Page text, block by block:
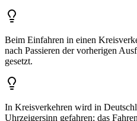
Beim Einfahren in einen
nach Passieren der vorherigen
gesetzt.
In Kreisverkehren wird in
Uhrzeigersinn gefahren; das